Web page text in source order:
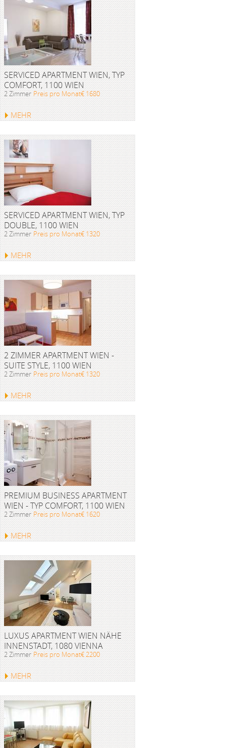
SERVICED APARTMENT WIEN, TYP
COMFORT, 1100 WIEN
2 Zimmer Preis pro Monat€ 1680
MEHR
SERVICED APARTMENT WIEN, TYP
DOUBLE, 1100 WIEN
2 Zimmer Preis pro Monat€ 1320
MEHR
2 ZIMMER APARTMENT WIEN -
SUITE STYLE, 1100 WIEN
2 Zimmer Preis pro Monat€ 1320
MEHR
PREMIUM BUSINESS APARTMENT
WIEN - TYP COMFORT, 1100 WIEN
2 Zimmer Preis pro Monat€ 1620
MEHR
LUXUS APARTMENT WIEN NÄHE
INNENSTADT, 1080 VIENNA
2 Zimmer Preis pro Monat€ 2200
MEHR